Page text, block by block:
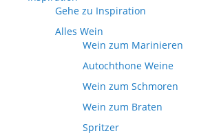
Gehe zu Inspiration
Alles Wein
Wein zum Marinieren
Autochthone Weine
Wein zum Schmoren
Wein zum Braten
Spritzer